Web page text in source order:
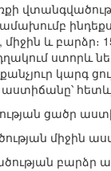
միջին և բարձր։
ստորև
կարգ
ցածր
միջին
բարձր